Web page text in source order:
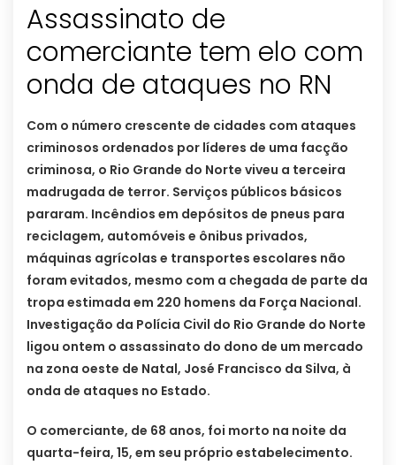
Assassinato de
comerciante tem elo com
onda de ataques no RN
Com o número crescente de cidades com ataques
criminosos ordenados por líderes de uma facção
criminosa, o Rio Grande do Norte viveu a terceira
madrugada de terror. Serviços públicos básicos
pararam. Incêndios em depósitos de pneus para
reciclagem, automóveis e ônibus privados,
máquinas agrícolas e transportes escolares não
foram evitados, mesmo com a chegada de parte da
tropa estimada em 220 homens da Força Nacional.
Investigação da Polícia Civil do Rio Grande do Norte
ligou ontem o assassinato do dono de um mercado
na zona oeste de Natal, José Francisco da Silva, à
onda de ataques no Estado.
O comerciante, de 68 anos, foi morto na noite da
quarta-feira, 15, em seu próprio estabelecimento.